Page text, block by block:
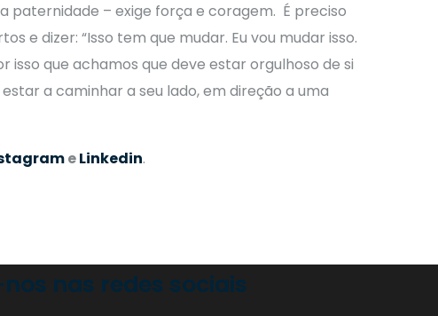
– exige força e coragem. É preciso
e dizer: “Isso tem que mudar. Eu vou mudar isso.
que achamos que deve estar orgulhoso de si
a caminhar a seu lado, em direção a uma
eLinkedin.
nas redes sociais